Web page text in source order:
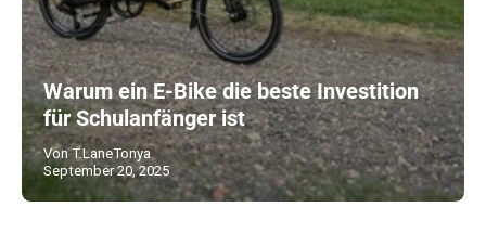
Warum ein E-Bike die beste Investition
für Schulanfänger ist
Von T.LaneTonya
September 20, 2025